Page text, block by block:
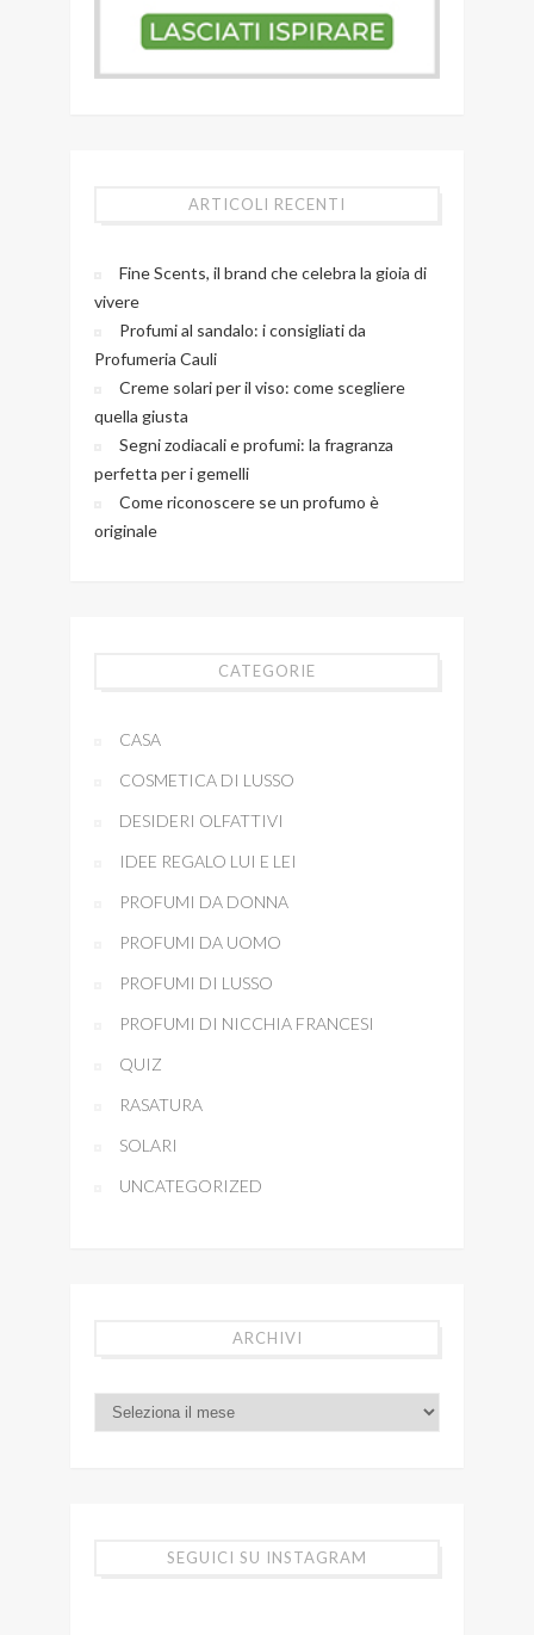
ARTICOLI RECENTI
Fine Scents, il brand che celebra la gioia di
vivere
Profumi al sandalo: i consigliati da
Profumeria Cauli
Creme solari per il viso: come scegliere
quella giusta
Segni zodiacali e profumi: la fragranza
perfetta per i gemelli
Come riconoscere se un profumo è
originale
CATEGORIE
CASA
COSMETICA DI LUSSO
DESIDERI OLFATTIVI
IDEE REGALO LUI E LEI
PROFUMI DA DONNA
PROFUMI DA UOMO
PROFUMI DI LUSSO
PROFUMI DI NICCHIA FRANCESI
QUIZ
RASATURA
SOLARI
UNCATEGORIZED
ARCHIVI
SEGUICI SU INSTAGRAM